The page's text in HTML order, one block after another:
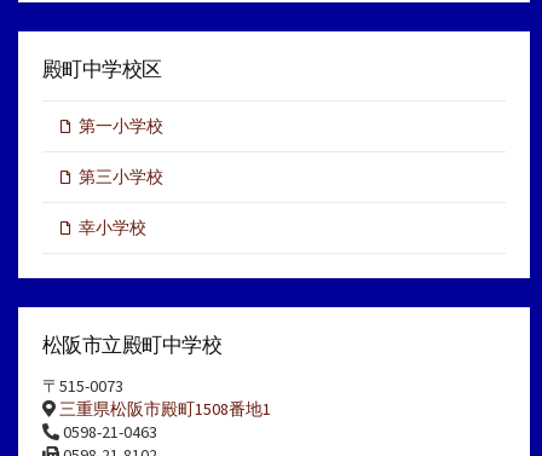
殿町中学校区
第一小学校
第三小学校
幸小学校
松阪市立殿町中学校
〒515-0073
三重県松阪市殿町1508番地1
0598-21-0463